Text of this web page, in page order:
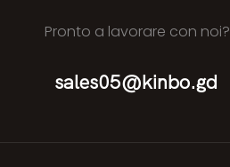
Pronto a lavorare con noi?
sales05@kinbo.gd